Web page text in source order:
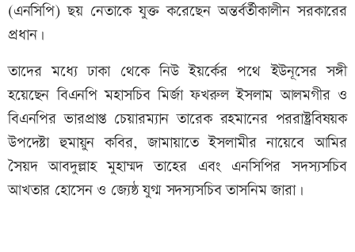
(এনসিপি) ছয় নেতাকে যুক্ত করেছেন অন্তর্বর্তীকালীন সরকারের
প্রধান।
তাদের মধ্যে ঢাকা থেকে নিউ ইয়র্কের পথে ইউনূসের সঙ্গী
হয়েছেন বিএনপি মহাসচিব মির্জা ফখরুল ইসলাম আলমগীর ও
বিএনপির ভারপ্রাপ্ত চেয়ারম্যান তারেক রহমানের পররাষ্ট্রবিষয়ক
উপদেষ্টা হুমায়ুন কবির, জামায়াতে ইসলামীর নায়েবে আমির
সৈয়দ আবদুল্লাহ মুহাম্মদ তাহের এবং এনসিপির সদস্যসচিব
আখতার হোসেন ও জ্যেষ্ঠ যুগ্ম সদস্যসচিব তাসনিম জারা।